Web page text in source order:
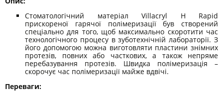
Стоматологічний матеріал Villacryl H Rapid
прискореної гарячої полімеризації був створений
спеціально для того, щоб максимально скоротити час
технологічного процесу в зуботехнічній лабораторії. З
його допомогою можна виготовляти пластини знімних
протезів, повних або часткових, а також непряме
перебазування протезів. Швидка полімеризація –
скорочує час полімеризації майже вдвічі.
Переваги: